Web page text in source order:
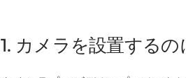
1. カメラを設置する